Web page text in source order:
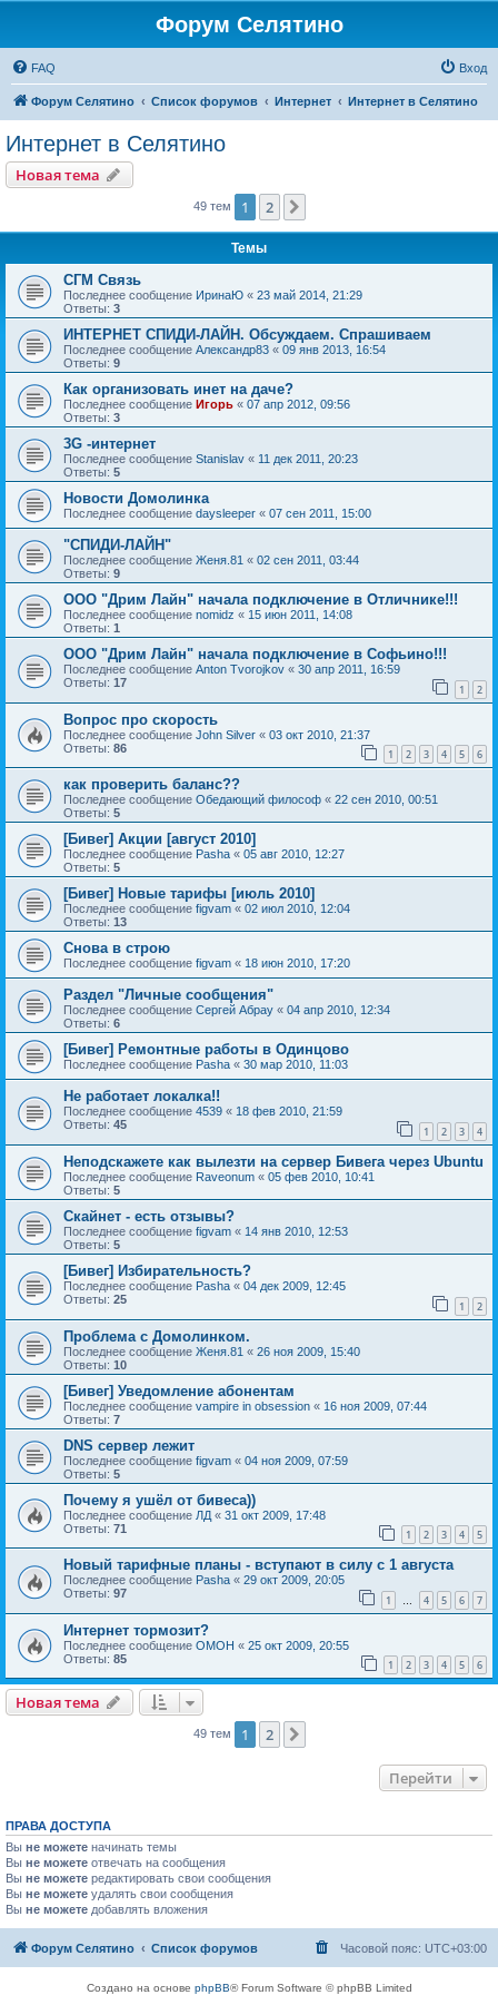
Форум Селятино
FAQ Вход
Форум Селятино Список форумов Интернет Интернет в Селятино
Интернет в Селятино
Новая тема
49 тем 1 2
Темы
СГМ Связь
Последнее сообщение ИринаЮ « 23 май 2014, 21:29
Ответы: 3
ИНТЕРНЕТ СПИДИ-ЛАЙН. Обсуждаем. Спрашиваем
Последнее сообщение Александр83 « 09 янв 2013, 16:54
Ответы: 9
Как организовать инет на даче?
Последнее сообщение Игорь « 07 апр 2012, 09:56
Ответы: 3
3G -интернет
Последнее сообщение Stanislav « 11 дек 2011, 20:23
Ответы: 5
Новости Домолинка
Последнее сообщение daysleeper « 07 сен 2011, 15:00
"СПИДИ-ЛАЙН"
Последнее сообщение Женя.81 « 02 сен 2011, 03:44
Ответы: 9
ООО "Дрим Лайн" начала подключение в Отличнике!!!
Последнее сообщение nomidz « 15 июн 2011, 14:08
Ответы: 1
ООО "Дрим Лайн" начала подключение в Софьино!!!
Последнее сообщение Anton Tvorojkov « 30 апр 2011, 16:59
Ответы: 17 1 2
Вопрос про скорость
Последнее сообщение John Silver « 03 окт 2010, 21:37
Ответы: 86 1 2 3 4 5 6
как проверить баланс??
Последнее сообщение Обедающий философ « 22 сен 2010, 00:51
Ответы: 5
[Бивег] Акции [август 2010]
Последнее сообщение Pasha « 05 авг 2010, 12:27
Ответы: 5
[Бивег] Новые тарифы [июль 2010]
Последнее сообщение figvam « 02 июл 2010, 12:04
Ответы: 13
Снова в строю
Последнее сообщение figvam « 18 июн 2010, 17:20
Раздел "Личные сообщения"
Последнее сообщение Сергей Абрау « 04 апр 2010, 12:34
Ответы: 6
[Бивег] Ремонтные работы в Одинцово
Последнее сообщение Pasha « 30 мар 2010, 11:03
Не работает локалка!!
Последнее сообщение 4539 « 18 фев 2010, 21:59
Ответы: 45 1 2 3 4
Неподскажете как вылезти на сервер Бивега через Ubuntu
Последнее сообщение Raveonum « 05 фев 2010, 10:41
Ответы: 5
Скайнет - есть отзывы?
Последнее сообщение figvam « 14 янв 2010, 12:53
Ответы: 5
[Бивег] Избирательность?
Последнее сообщение Pasha « 04 дек 2009, 12:45
Ответы: 25 1 2
Проблема с Домолинком.
Последнее сообщение Женя.81 « 26 ноя 2009, 15:40
Ответы: 10
[Бивег] Уведомление абонентам
Последнее сообщение vampire in obsession « 16 ноя 2009, 07:44
Ответы: 7
DNS сервер лежит
Последнее сообщение figvam « 04 ноя 2009, 07:59
Ответы: 5
Почему я ушёл от бивеса))
Последнее сообщение ЛД « 31 окт 2009, 17:48
Ответы: 71 1 2 3 4 5
Новый тарифные планы - вступают в силу с 1 августа
Последнее сообщение Pasha « 29 окт 2009, 20:05
Ответы: 97 1 … 4 5 6 7
Интернет тормозит?
Последнее сообщение OMOH « 25 окт 2009, 20:55
Ответы: 85 1 2 3 4 5 6
Новая тема
49 тем 1 2
Перейти
ПРАВА ДОСТУПА
Вы не можете начинать темы
Вы не можете отвечать на сообщения
Вы не можете редактировать свои сообщения
Вы не можете удалять свои сообщения
Вы не можете добавлять вложения
Форум Селятино Список форумов Часовой пояс: UTC+03:00
Создано на основе phpBB® Forum Software © phpBB Limited